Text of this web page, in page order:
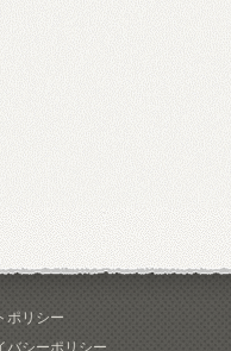
ポリシー
バシーポリシー